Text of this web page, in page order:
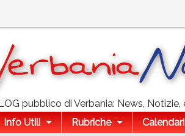
pubblico di Verbania: News,
Info Utili Rubriche